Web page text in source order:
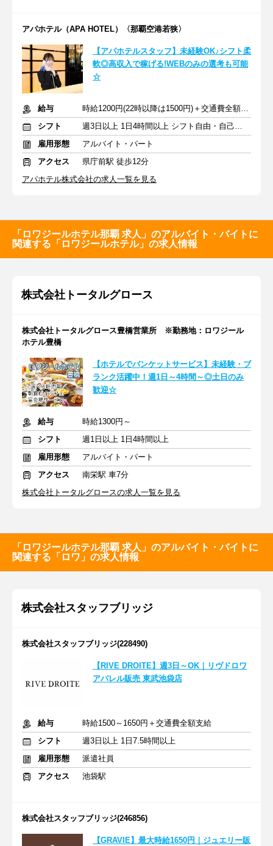
アパホテル（APA HOTEL）〈那覇空港若狭〉
【アパホテルスタッフ】未経験OK♪シフト柔
軟◎高収入で稼げる!WEBのみの選考も可能
☆
給与
時給1200円(22時以降は1500円)＋交通費全額支給
シフト
週3日以上 1日4時間以上 シフト自由・自己申告
雇用形態
アルバイト・パート
アクセス
県庁前駅 徒歩12分
アパホテル株式会社の求人一覧を見る
「ロワジールホテル那覇 求人」のアルバイト・バイトに
関連する「ロワジールホテル」の求人情報
株式会社トータルグロース
株式会社トータルグロース豊橋営業所 ※勤務地：ロワジール
ホテル豊橋
【ホテルでバンケットサービス】未経験・ブ
ランク活躍中！週1日～4時間～◎土日のみ
歓迎☆
給与
時給1300円～
シフト
週1日以上 1日4時間以上
雇用形態
アルバイト・パート
アクセス
南栄駅 車7分
株式会社トータルグロースの求人一覧を見る
「ロワジールホテル那覇 求人」のアルバイト・バイトに
関連する「ロワ」の求人情報
株式会社スタッフブリッジ
株式会社スタッフブリッジ(228490)
【RIVE DROITE】週3日～OK｜リヴドロワ
アパレル販売 東武池袋店
給与
時給1500～1650円＋交通費全額支給
シフト
週3日以上 1日7.5時間以上
雇用形態
派遣社員
アクセス
池袋駅
株式会社スタッフブリッジ(246856)
【GRAVIE】最大時給1650円｜ジュエリー販